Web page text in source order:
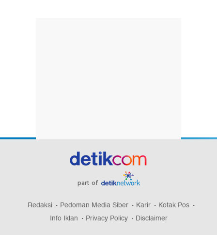
part of
Redaksi Pedoman Media Siber Karir
Kotak Pos
Info Iklan
Privacy Policy Disclaimer